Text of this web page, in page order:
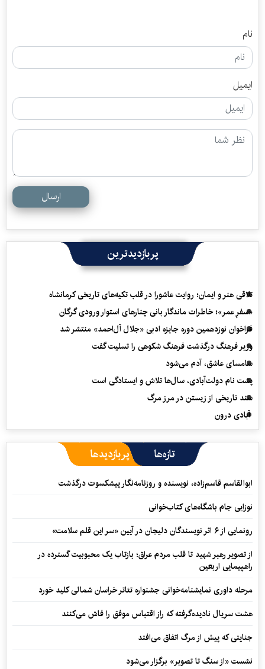
نام
ایمیل
ارسال
پربازدیدترین
تلاقی هنر و ایمان؛ روایت عاشورا در قلب تکیه‌های تاریخی کرمانشاه
«سفرِ عمر»؛ خاطرات ماندگار بانی چنارهای استوار ورودی گرگان
فراخوان نوزدهمین دوره جایزه ادبی «جلال آل‌احمد» منتشر شد
وزیر فرهنگ درگذشت فرهنگ شکوهی را تسلیت گفت
سامسای عاشق، آدم می‌شود
پشت نام دولت‌آبادی، سال‌ها تلاش و ایستادگی است
سند تاریخی از زیستن در مرز مرگ
آبادی درون
تازه‌ها پربازدیدها
ابوالقاسم قاسم‌زاده، نویسنده و روزنامه‌نگار پیشکسوت درگذشت
نوزایی جام باشگاه‌های کتاب‌خوانی
رونمایی از ۶ اثر نویسندگان دلیجان در آیین «سر این قلم سلامت»
از تصویر رهبر شهید تا قلب مردم عراق؛ بازتاب یک محبوبیت گسترده در
راهپیمایی اربعین
مرحله داوری نمایشنامه‌خوانی جشنواره تئاتر خراسان شمالی کلید خورد
هشت سریال نادیده‌گرفته که راز اقتباس موفق را فاش می‌کنند
جنایتی که پیش از مرگ اتفاق می‌افتد
نشست «از سنگ تا تصویر» برگزار می‌شود